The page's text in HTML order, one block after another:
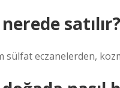
satılır?
sülfat eczanelerden,